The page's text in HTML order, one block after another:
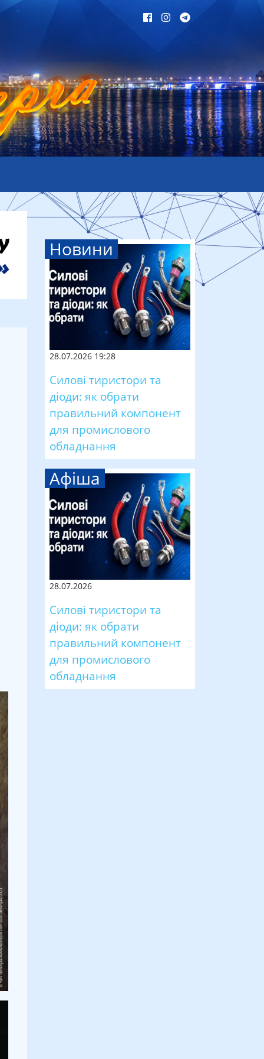
Новини
28.07.2026 19:28
Силові тиристори та
діоди: як обрати
правильний компонент
для промислового
обладнання
Афіша
28.07.2026
Силові тиристори та
діоди: як обрати
правильний компонент
для промислового
обладнання